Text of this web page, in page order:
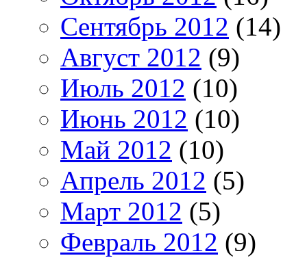
Сентябрь 2012 (14)
Август 2012 (9)
Июль 2012 (10)
Июнь 2012 (10)
Май 2012 (10)
Апрель 2012 (5)
Март 2012 (5)
Февраль 2012 (9)